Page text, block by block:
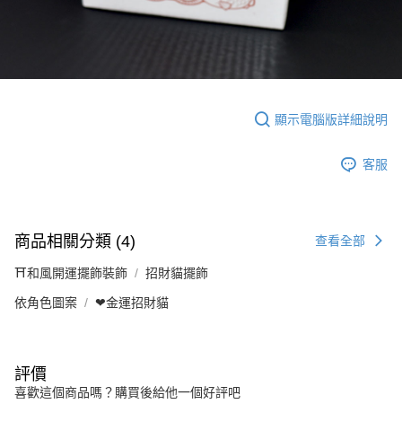
顯示電腦版詳細說明
客服
商品相關分類 (4) 查看全部
⛩️和風開運擺飾裝飾 招財貓擺飾
依角色圖案 ❤金運招財貓
評價
喜歡這個商品嗎？購買後給他一個好評吧